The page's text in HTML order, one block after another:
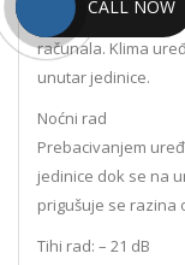
Uređajem je
računala. Klima
unutar jedinice.
Noćni rad
Prebacivanjem
jedinice dok se na
prigušuje se razina
Tihi rad: – 21 dB
CALL NOW